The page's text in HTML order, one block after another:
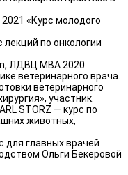
«Курс молодого
лекций по онкологии
ЛДВЦ МВА 2020
ветеринарного врача.
ветеринарного
участник.
STORZ — курс по
животных,
для главных врачей
Ольги Бекеровой